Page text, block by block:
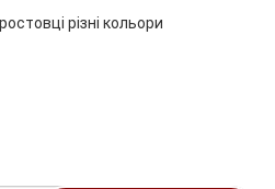
різні кольори